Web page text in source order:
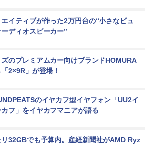
エイティブが作った2万円台の“小さなピュ
ーディオスピーカー”
ズのプレミアムカー向けブランドHOMURA
2×9R」が登場！
のイヤカフ型イヤフォン「UU2イ
カフ」をイヤカフマニアが語る
リ32GBでも予算内。産経新聞社がAMD Ryz